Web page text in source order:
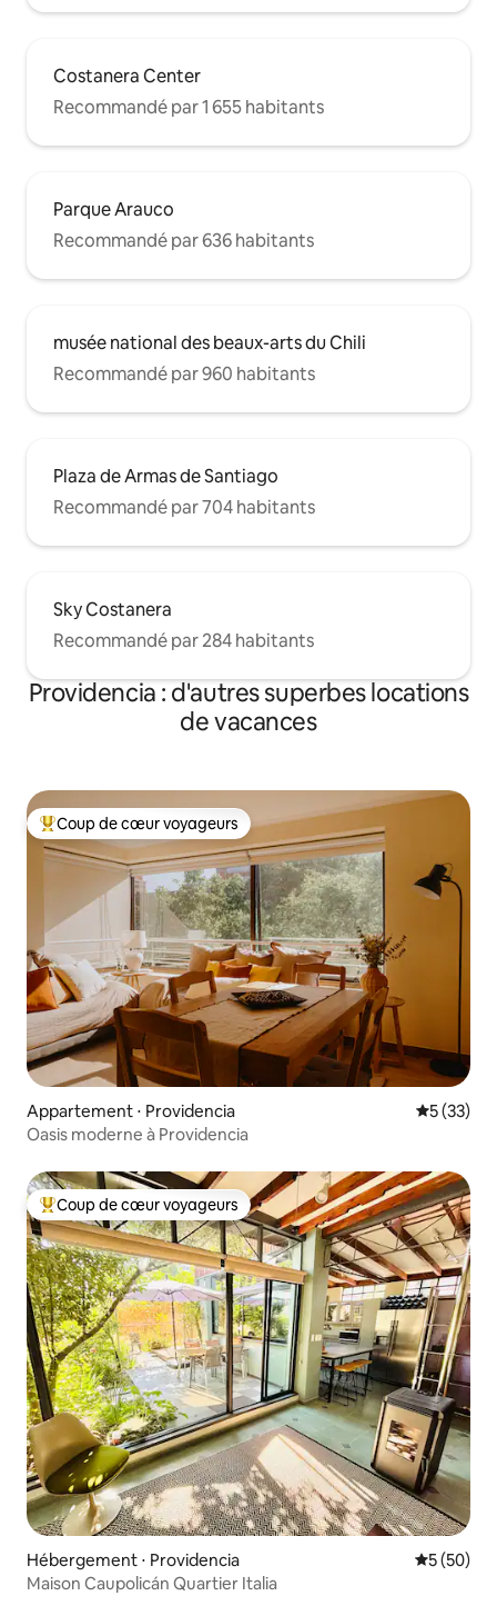
résidentiel pour se promener... Cerro
funiculaire de San Cristobal est un
Costanera Center
Recommandé par 1 655 habitants
Parque Arauco
Recommandé par 636 habitants
musée national des beaux-arts du Chili
Recommandé par 960 habitants
Plaza de Armas de Santiago
Recommandé par 704 habitants
Sky Costanera
Recommandé par 284 habitants
Providencia : d'autres superbes locations
de vacances
Coups de cœur voyageurs les plus appréciés
Coup de cœur voyageurs
Appartement ⋅ Providencia
5 (33)
Oasis moderne à Providencia
Coups de cœur voyageurs les plus appréciés
Coup de cœur voyageurs
Hébergement ⋅ Providencia
5 (50)
Maison Caupolicán Quartier Italia